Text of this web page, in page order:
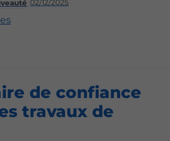
02/12/2025
de confiance
travaux de